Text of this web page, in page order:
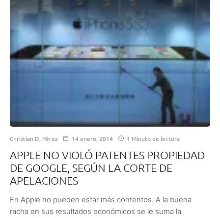
Christian D. Pérez 14 enero, 2014 1 Minuto de lectura
APPLE NO VIOLÓ PATENTES PROPIEDAD
DE GOOGLE, SEGÚN LA CORTE DE
APELACIONES
En Apple no pueden estar más contentos. A la buena
racha en sus resultados económicos se le suma la